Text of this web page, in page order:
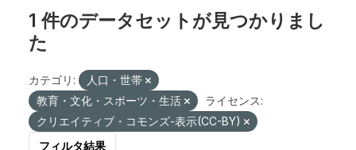
1 件のデータセットが見つかりまし
た
カテゴリ:
人口・世帯
教育・文化・スポーツ・生活
ライセンス:
クリエイティブ・コモンズ-表示(CC-BY)
フィルタ結果